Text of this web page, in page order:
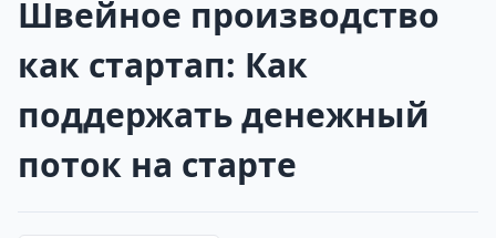
Швейное производство
как стартап: Как
поддержать денежный
поток на старте